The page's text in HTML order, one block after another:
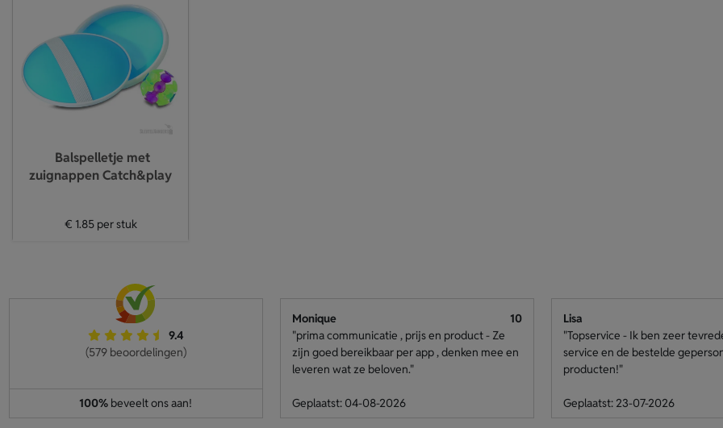
Balspelletje met
zuignappen Catch&play
€ 1.85per stuk
9.4
(579 beoordelingen)
100% beveelt ons aan!
Monique
10
"prima communicatie , prijs en product - Ze
zijn goed bereikbaar per app , denken mee en
leveren wat ze beloven."
Geplaatst: 04-08-2026
Lisa
"Topservice - Ik ben zeer
service en de bestelde
producten!"
Geplaatst: 23-07-2026